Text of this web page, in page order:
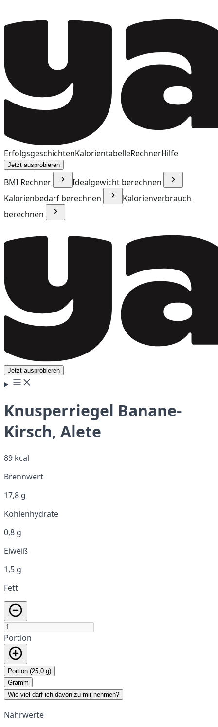
ErfolgsgeschichtenKalorientabelleRechnerHilfe
Jetzt ausprobieren
BMI Rechner
Idealgewicht berechnen
Kalorienbedarf berechnen
Kalorienverbrauch
berechnen
Jetzt ausprobieren
Knusperriegel Banane-
Kirsch, Alete
89 kcal
Brennwert
17,8 g
Kohlenhydrate
0,8 g
Eiweiß
1,5 g
Fett
Portion
Portion (25,0 g)
Gramm
Wie viel darf ich davon zu mir nehmen?
Nährwerte